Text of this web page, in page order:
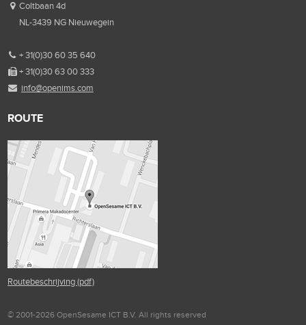
Coltbaan 4d
NL-3439 NG Nieuwegein
+ 31(0)30 60 35 640
+ 31(0)30 63 00 333
info@openims.com
ROUTE
Routebeschrijving (pdf)
© 2001-2026 OpenSesame ICT B.V. All rights reserved